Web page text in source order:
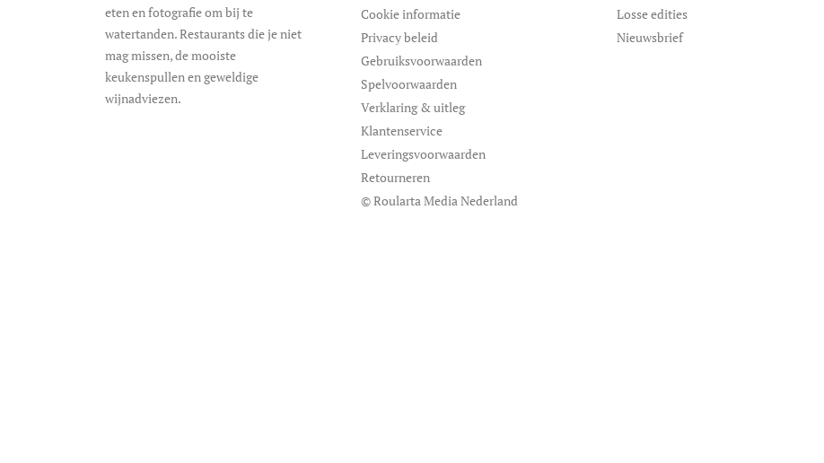
eten en fotografie om bij te
watertanden. Restaurants die je niet
mag missen, de mooiste
keukenspullen en geweldige
wijnadviezen.
Cookie informatie
Privacy beleid
Gebruiksvoorwaarden
Spelvoorwaarden
Verklaring & uitleg
Klantenservice
Leveringsvoorwaarden
Retourneren
© Roularta Media Nederland
Losse edities
Nieuwsbrief